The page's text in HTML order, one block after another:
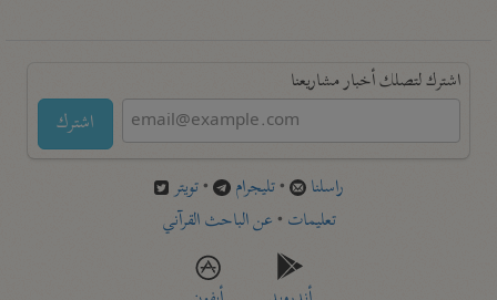
اشترك لتصلك أخبار مشاريعنا
اشترك
راسلنا •تليجرام •تويتر
تعليمات •عن الباحث القرآني